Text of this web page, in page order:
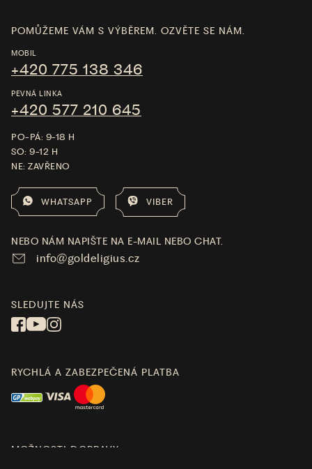
POMŮŽEME VÁM S VÝBĚREM. OZVĚTE SE NÁM.
MOBIL
+420 775 138 346
PEVNÁ LINKA
+420 577 210 645
PO-PÁ: 9-18 H
SO: 9-12 H
NE: ZAVŘENO
WHATSAPP VIBER
NEBO NÁM NAPIŠTE NA E-MAIL NEBO CHAT.
info@goldeligius.cz
SLEDUJTE NÁS
RYCHLÁ A ZABEZPEČENÁ PLATBA
MOŽNOSTI DOPRAVY